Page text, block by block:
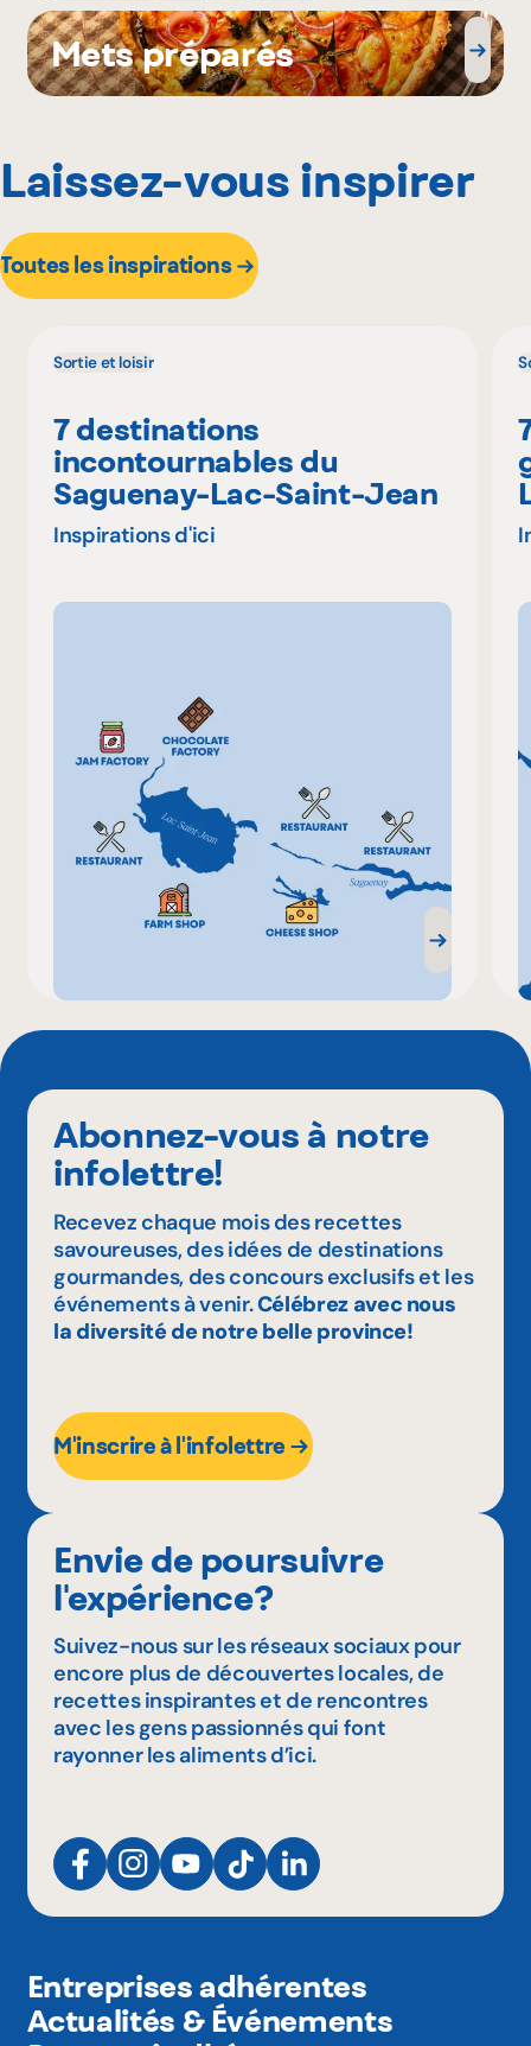
Mets préparés
Laissez-vous inspirer
Toutes les inspirations
Sortie et loisir
7 destinations
incontournables du
Saguenay-Lac-Saint-Jean
Inspirations d'ici
Abonnez-vous à notre
infolettre!
Recevez chaque mois des recettes
savoureuses, des idées de destinations
gourmandes, des concours exclusifs et les
événements à venir.Célébrez avec nous
la diversité de notre belle province!
M'inscrire à l'infolettre
Envie de poursuivre
l'expérience?
Suivez-nous sur les réseaux sociaux pour
encore plus de découvertes locales, de
recettes inspirantes et de rencontres
avec les gens passionnés qui font
rayonner les aliments d’ici.
Entreprises adhérentes
Actualités & Événements